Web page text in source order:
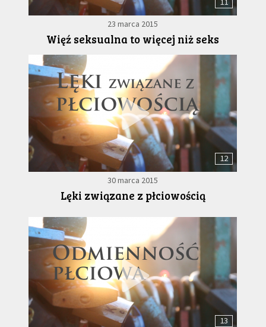
23 marca 2015
Więź seksualna to więcej niż seks
12
30 marca 2015
Lęki związane z płciowością
13